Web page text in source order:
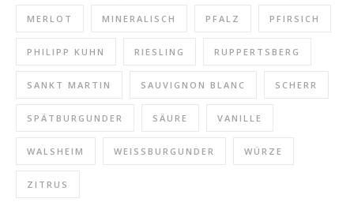
MERLOT MINERALISCH PFALZ PFIRSICH
PHILIPP KUHN RIESLING RUPPERTSBERG
SANKT MARTIN SAUVIGNON BLANC SCHERR
SPÄTBURGUNDER SÄURE VANILLE
WALSHEIM WEISSBURGUNDER WÜRZE
ZITRUS